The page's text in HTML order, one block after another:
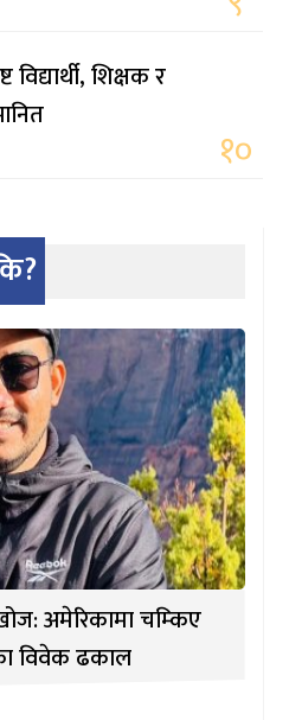
विद्यार्थी, शिक्षक र
१०
अमेरिकामा चम्किए
विवेक ढकाल